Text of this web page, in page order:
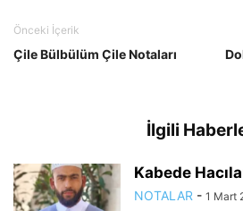
Önceki İçerik
Çile Bülbülüm Çile Notaları
İlgili
Kabede
NOTALAR - 1 Mart